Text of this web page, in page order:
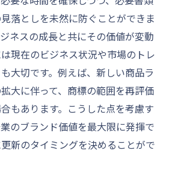
落としを未然に防ぐことができま
ネスの成長と共にその価値が変動
現在のビジネス状況や市場のトレ
大切です。例えば、新しい商品ラ
大に伴って、商標の範囲を再評価
もあります。こうした点を考慮す
のブランド価値を最大限に発揮で
新のタイミングを決めることがで